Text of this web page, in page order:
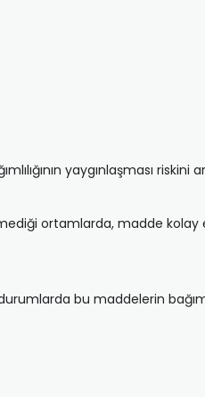
yaygınlaşması riskini
ortamlarda, madde
bu maddelerin